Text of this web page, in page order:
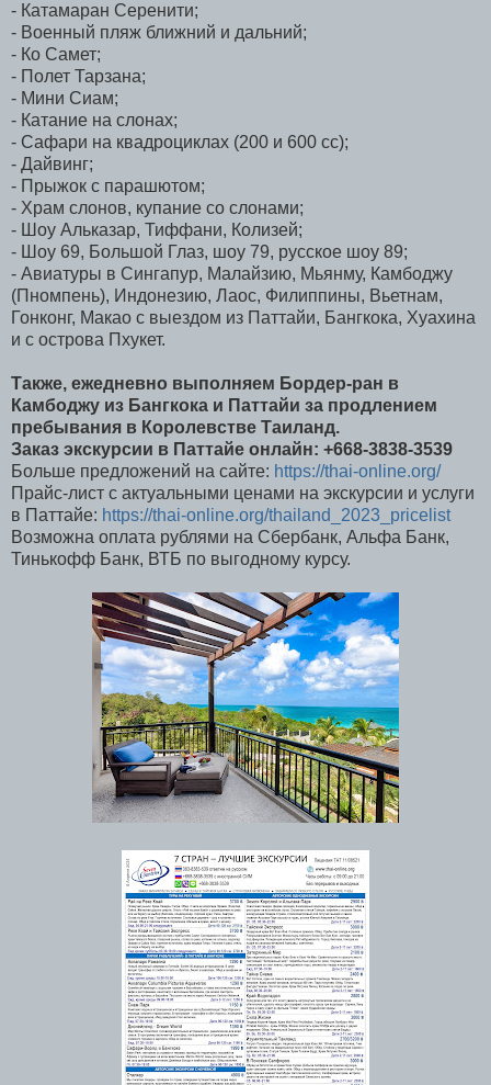
- Катамаран Серенити;
- Военный пляж ближний и дальний;
- Ко Самет;
- Полет Тарзана;
- Мини Сиам;
- Катание на слонах;
- Сафари на квадроциклах (200 и 600 сс);
- Дайвинг;
- Прыжок с парашютом;
- Храм слонов, купание со слонами;
- Шоу Альказар, Тиффани, Колизей;
- Шоу 69, Большой Глаз, шоу 79, русское шоу 89;
- Авиатуры в Сингапур, Малайзию, Мьянму, Камбоджу
(Пномпень), Индонезию, Лаос, Филиппины, Вьетнам,
Гонконг, Макао с выездом из Паттайи, Бангкока, Хуахина
и с острова Пхукет.
Также, ежедневно выполняем Бордер-ран в
Камбоджу из Бангкока и Паттайи за продлением
пребывания в Королевстве Таиланд.
Заказ экскурсии в Паттайе онлайн: +668-3838-3539
Больше предложений на сайте: https://thai-online.org/
Прайс-лист с актуальными ценами на экскурсии и услуги
в Паттайе: https://thai-online.org/thailand_2023_pricelist
Возможна оплата рублями на Сбербанк, Альфа Банк,
Тинькофф Банк, ВТБ по выгодному курсу.